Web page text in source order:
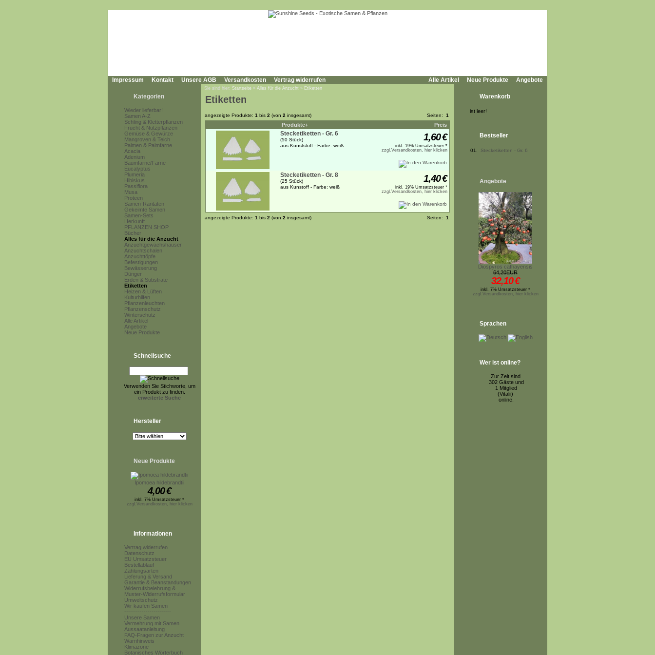
Impressum Kontakt Unsere AGB Versandkosten Vertrag widerrufen Alle Artikel Neue Produkte Angebote
Kategorien
Wieder lieferbar!
Samen A-Z
Schling & Kletterpflanzen
Frucht & Nutzpflanzen
Gemüse & Gewürze
Mangroven & Teich
Palmen & Palmfarne
Acacia
Adenium
Baumfarne/Farne
Eucalyptus
Plumeria
Hibiskus
Passiflora
Musa
Proteen
Samen-Raritäten
Gekeimte Samen
Samen-Sets
Herkunft
PFLANZEN SHOP
Bücher
Alles für die Anzucht
Anzuchtgewächshäuser
Anzuchtschalen
Anzuchttöpfe
Befestigungen
Bewässerung
Dünger
Erden & Substrate
Etiketten
Heizen & Lüften
Kulturhilfen
Pflanzenleuchten
Pflanzenschutz
Winterschutz
Alle Artikel
Angebote
Neue Produkte
Schnellsuche
Verwenden Sie Stichworte, um
ein Produkt zu finden.
erweiterte Suche
Hersteller
Neue Produkte
Ipomoea hildebrandtii
4,00€
inkl. 7% Umsatzsteuer *
zzgl.Versandkosten, hier klicken
Informationen
Vertrag widerrufen
Datenschutz
EU Umsatzsteuer
Bestellablauf
Zahlungsarten
Lieferung & Versand
Garantie & Beanstandungen
Widerrufsbelehrung &
Muster-Widerrufsformular
Umweltschutz
Wir kaufen Samen
------------------------
Unsere Samen
Vermehrung mit Samen
Aussaatanleitung
FAQ-Fragen zur Anzucht
Warnhinweis
Klimazone
Botanisches Wörterbuch
Sie sind hier: Startseite » Alles für die Anzucht » Etiketten
Etiketten
angezeigte Produkte: 1 bis 2 (von 2 insgesamt) Seiten: 1
Produkte+ Preis
Stecketiketten - Gr. 6
(50 Stück)
aus Kunststoff - Farbe: weiß
1,60€
inkl. 19% Umsatzsteuer *
zzgl.Versandkosten, hier klicken
Stecketiketten - Gr. 8
(25 Stück)
aus Kunstoff - Farbe: weiß
1,40€
inkl. 19% Umsatzsteuer *
zzgl.Versandkosten, hier klicken
angezeigte Produkte: 1 bis 2 (von 2 insgesamt) Seiten: 1
Warenkorb
ist leer!
Bestseller
01. Stecketiketten - Gr. 6
Angebote
Diospyros cathayensis
64,20EUR
32,10€
inkl. 7% Umsatzsteuer *
zzgl.Versandkosten, hier klicken
Sprachen
Wer ist online?
Zur Zeit sind
302 Gäste und
1 Mitglied
(Vitalii)
online.